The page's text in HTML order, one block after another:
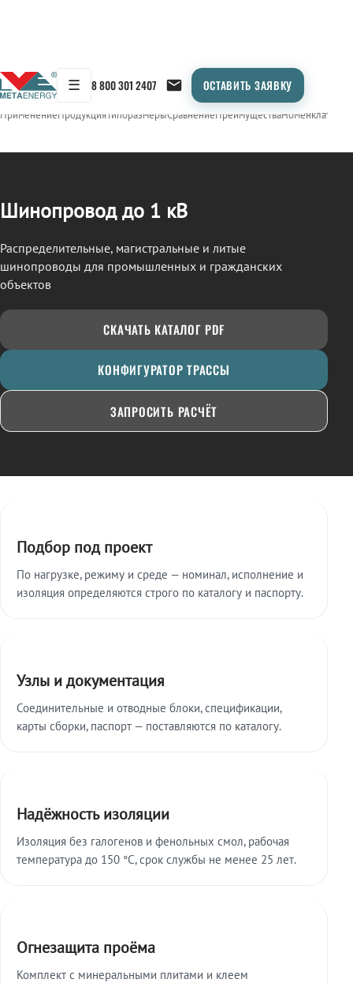
☰ 8 800 301 2407 ОСТАВИТЬ ЗАЯВКУ
← Продукция/ШИНОПРОВОД
ПрименениеПродукцияТипоразмерыСравнениеПреимуществаНоменклатура
Шинопровод до 1 кВ
Распределительные, магистральные и литые
шинопроводы для промышленных и гражданских
объектов
СКАЧАТЬ КАТАЛОГ PDF
КОНФИГУРАТОР ТРАССЫ
ЗАПРОСИТЬ РАСЧЁТ
Подбор под проект
По нагрузке, режиму и среде — номинал, исполнение и
изоляция определяются строго по каталогу и паспорту.
Узлы и документация
Соединительные и отводные блоки, спецификации,
карты сборки, паспорт — поставляются по каталогу.
Надёжность изоляции
Изоляция без галогенов и фенольных смол, рабочая
температура до 150 °C, срок службы не менее 25 лет.
Огнезащита проёма
Комплект с минеральными плитами и клеем